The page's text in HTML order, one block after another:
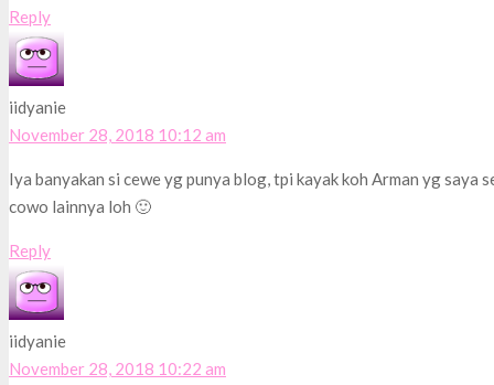
Reply
iidyanie
November 28, 2018 10:12 am
Iya banyakan si cewe yg punya blog, tpi kayak koh Arman yg saya
cowo lainnya loh 🙂
Reply
iidyanie
November 28, 2018 10:22 am